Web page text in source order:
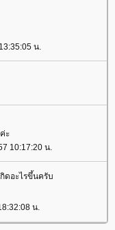
น.
ะ
10:17:20 น.
ดอะไรขึ้นครับ
น.